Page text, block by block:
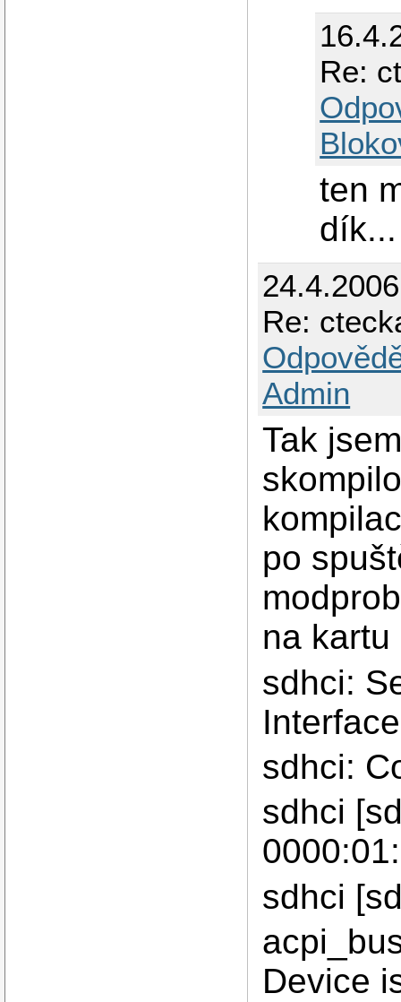
Re:
ten
dík...
Re:
Admin
Tak
po
na kartu
sdhci:
sdhci:
sdhci
sdhci
Device